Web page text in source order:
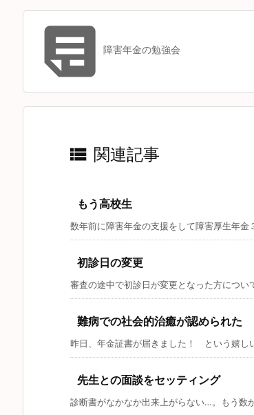
障害年金の勉強会
 関連記事
もう高校生
数年前に障害年金の支援をして障害厚生年
初診日の変更
審査の途中で初診日が変更となった方につ
難病での社会的治癒が認められた
昨日、年金証書が届きました！ という嬉し
先生との面談をセッティング
診断書がなかなか出来上がらない…。もう